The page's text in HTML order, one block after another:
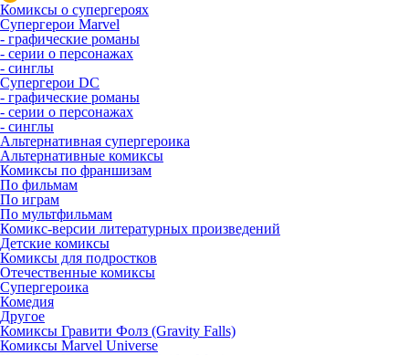
Комиксы о супергероях
Супергерои Marvel
- графические романы
- серии о персонажах
- синглы
Супергерои DC
- графические романы
- серии о персонажах
- синглы
Альтернативная супергероика
Альтернативные комиксы
Комиксы по франшизам
По фильмам
По играм
По мультфильмам
Комикс-версии литературных произведений
Детские комиксы
Комиксы для подростков
Отечественные комиксы
Супергероика
Комедия
Другое
Комиксы Гравити Фолз (Gravity Falls)
Комиксы Marvel Universe